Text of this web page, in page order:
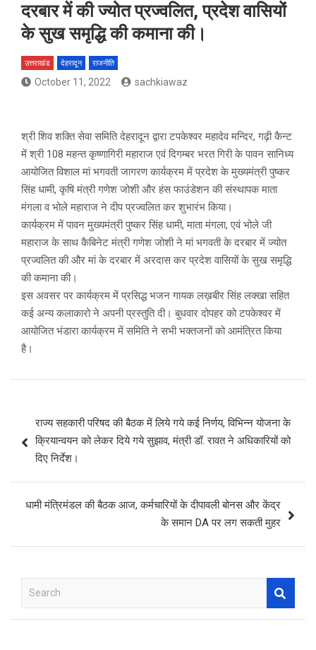
दरबार में की ज्योत प्रज्वलित, प्रदेश वासियों
के सुख समृद्धि की कमाना की।
उत्तराखंड देहरादून राजनीति
October 11, 2022 sachkiawaz
श्री शिव शक्ति सेवा समिति देहरादून द्वारा टपकेश्वर महादेव मन्दिर, गढ़ी कैन्ट
में श्री 108 महन्त कृष्णागिरी महाराज एवं दिगम्बर भरत गिरी के पावन सानिध्य
आयोजित विशाल मां भगवती जागरण कार्यक्रम में प्रदेश के मुख्यमंत्री पुष्कर
सिंह धामी, कृषि मंत्री गणेश जोशी और हंस फाउंडेशन की संस्थापक माता
मंगला व भोले महाराज ने दीप प्रज्वलित कर शुभारंभ किया।
कार्यक्रम में पावन मुख्यमंत्री पुष्कर सिंह धामी, माता मंगला, एवं भोले जी
महाराज के साथ कैबिनेट मंत्री गणेश जोशी ने मां भगवती के दरबार में ज्योत
प्रज्वलित की और मां के दरबार में अरदास कर प्रदेश वासियों के सुख समृद्धि
की कमाना की।
इस अवसर पर कार्यक्रम में प्रसिद्ध भजन गायक लख़बीर सिंह लक्खा सहित
कई अन्य कलाकारो ने अपनी प्रस्तुति दी। बुधवार दोपहर को टपकेश्वर में
आयोजित भंडारा कार्यक्रम में समिति ने सभी भक्तजनों को आमंत्रित किया
है।
navigation
राज्य सहकारी परिषद की बैठक में लिये गये कई निर्णय, विभिन्न योजना के
क्रियान्वयन को लेकर दिये गये सुझाव, मंत्री डॉ. रावत ने अधिकारियों को
दिए निर्देश।
धामी मंत्रिमंडल की बैठक आज, कर्मचारियों के दीपावली बोनस और केंद्र
के समान DA पर लग सकती मुहर
a